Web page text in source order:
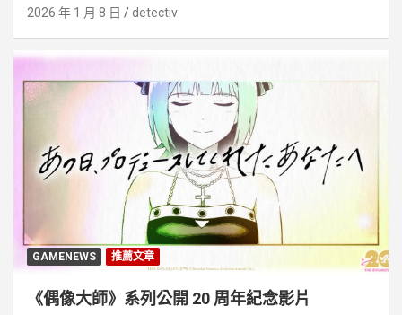
2026 年 1 月 8 日 detectiv
GAMENEWS 推薦文章
《偶像大師》系列公開 20 周年紀念影片